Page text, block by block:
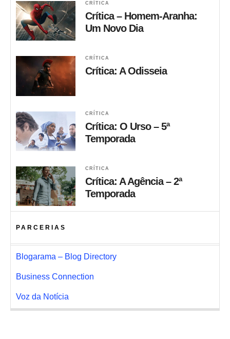
CRÍTICA
Crítica – Homem-Aranha:
Um Novo Dia
CRÍTICA
Crítica: A Odisseia
CRÍTICA
Crítica: O Urso – 5ª
Temporada
CRÍTICA
Crítica: A Agência – 2ª
Temporada
PARCERIAS
Blogarama – Blog Directory
Business Connection
Voz da Notícia